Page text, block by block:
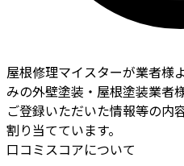
屋根修理マイスターが業者様
みの外壁塗装・屋根塗装業者
ご登録いただいた情報等の内
割り当てています。
口コミスコアについて